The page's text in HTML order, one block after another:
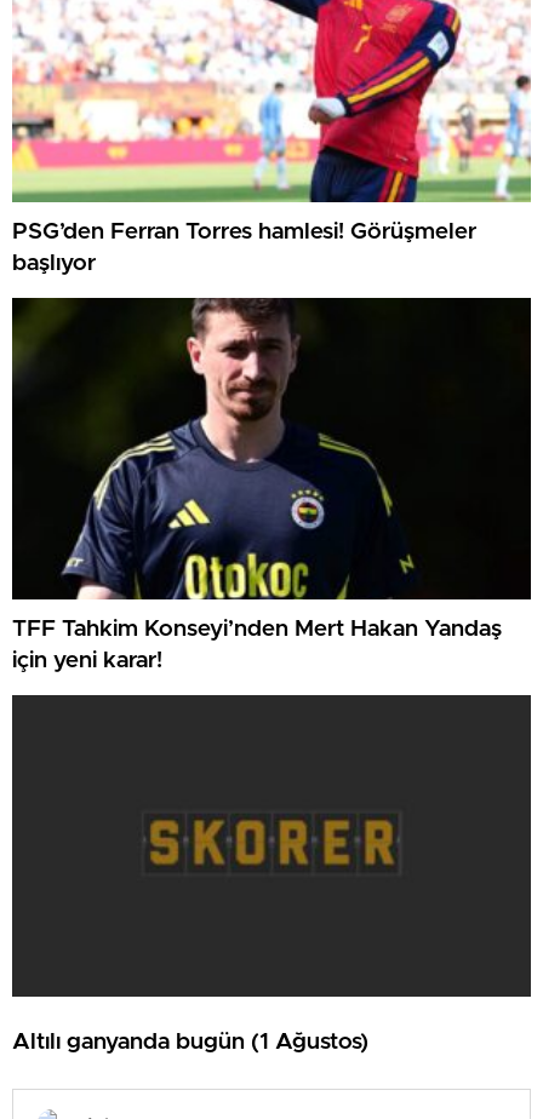
PSG’den Ferran Torres hamlesi! Görüşmeler
başlıyor
TFF Tahkim Konseyi’nden Mert Hakan Yandaş
için yeni karar!
Altılı ganyanda bugün (1 Ağustos)